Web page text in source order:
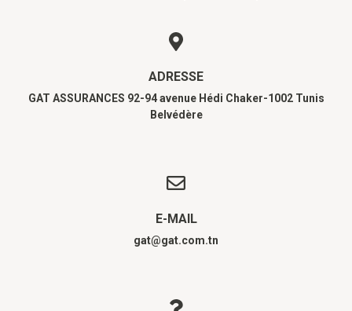
ADRESSE
GAT ASSURANCES 92-94 avenue Hédi Chaker-1002 Tunis
Belvédère
E-MAIL
gat@gat.com.tn